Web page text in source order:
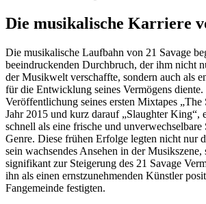
Die musikalische Karriere
Die musikalische Laufbahn von 21 Savage
beeindruckenden Durchbruch, der ihm nicht
der Musikwelt verschaffte, sondern auch als
für die Entwicklung seines Vermögens
Veröffentlichung seines ersten Mixtapes „The
Jahr 2015 und kurz darauf „Slaughter King“,
schnell als eine frische und
Genre. Diese frühen Erfolge legten nicht nur
sein wachsendes Ansehen in der Musikszene,
signifikant zur Steigerung des 21 Savage
ihn als einen ernstzunehmenden Künstler
Fangemeinde festigten.